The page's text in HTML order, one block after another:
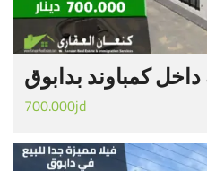
كمباوند بدابوق
700.000jd